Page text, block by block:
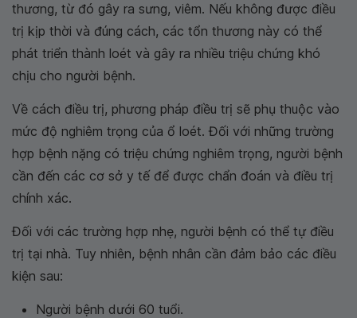
thương, từ đó gây ra sưng, viêm. Nếu không được điều
trị kịp thời và đúng cách, các tổn thương này có thể
phát triển thành loét và gây ra nhiều triệu chứng khó
chịu cho người bệnh.
Về cách điều trị, phương pháp điều trị sẽ phụ thuộc vào
mức độ nghiêm trọng của ổ loét. Đối với những trường
hợp bệnh nặng có triệu chứng nghiêm trọng, người bệnh
cần đến các cơ sở y tế để được chẩn đoán và điều trị
chính xác.
Đối với các trường hợp nhẹ, người bệnh có thể tự điều
trị tại nhà. Tuy nhiên, bệnh nhân cần đảm bảo các điều
kiện sau:
Người bệnh dưới 60 tuổi.